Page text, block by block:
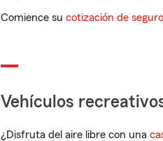
Comience su cotización de
Vehículos
¿Disfruta del aire libre con una